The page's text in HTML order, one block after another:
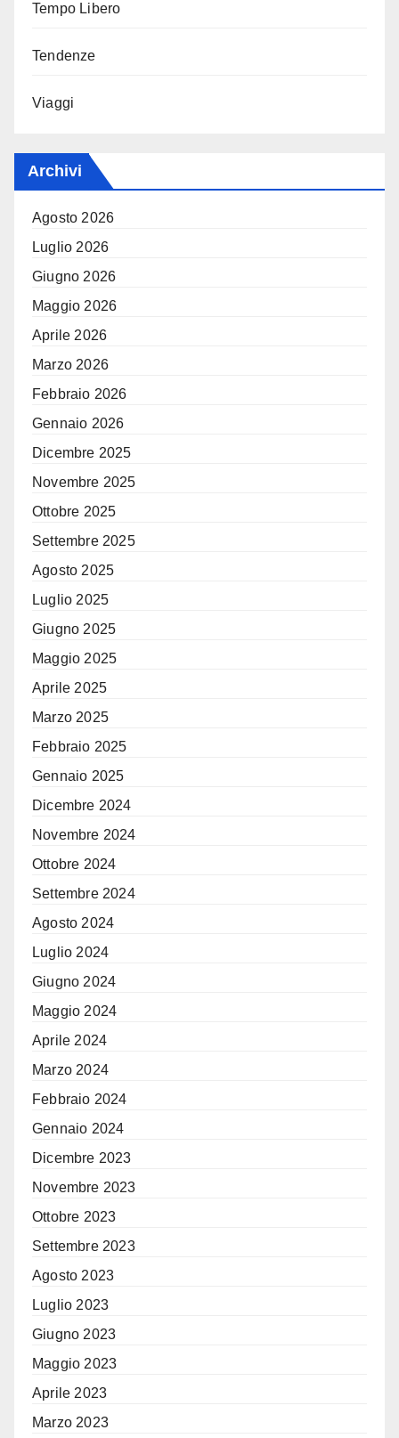
Tempo Libero
Tendenze
Viaggi
Archivi
Agosto 2026
Luglio 2026
Giugno 2026
Maggio 2026
Aprile 2026
Marzo 2026
Febbraio 2026
Gennaio 2026
Dicembre 2025
Novembre 2025
Ottobre 2025
Settembre 2025
Agosto 2025
Luglio 2025
Giugno 2025
Maggio 2025
Aprile 2025
Marzo 2025
Febbraio 2025
Gennaio 2025
Dicembre 2024
Novembre 2024
Ottobre 2024
Settembre 2024
Agosto 2024
Luglio 2024
Giugno 2024
Maggio 2024
Aprile 2024
Marzo 2024
Febbraio 2024
Gennaio 2024
Dicembre 2023
Novembre 2023
Ottobre 2023
Settembre 2023
Agosto 2023
Luglio 2023
Giugno 2023
Maggio 2023
Aprile 2023
Marzo 2023